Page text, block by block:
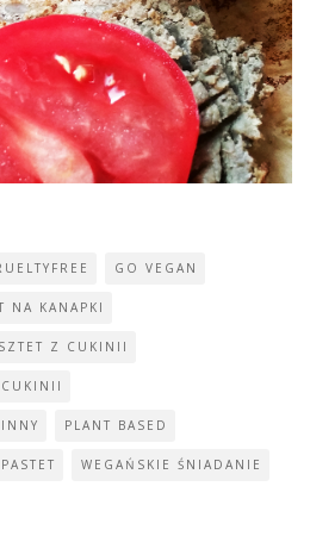
GO VEGAN
NA KANAPKI
Z CUKINII
PLANT BASED
WEGAŃSKIE ŚNIADANIE